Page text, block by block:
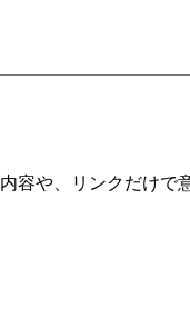
容や、リンクだけで